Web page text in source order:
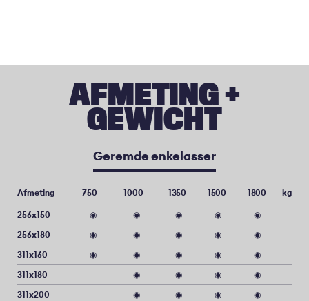
AFMETING +
GEWICHT
Geremde enkelasser
Afmeting 750 1000 1350 1500 1800 kg
256x150 ◉ ◉ ◉ ◉
◉
256x180
◉ ◉ ◉ ◉
◉
311x160
◉ ◉ ◉ ◉
◉
311x180
◉ ◉ ◉
◉
311x200
◉ ◉ ◉
◉